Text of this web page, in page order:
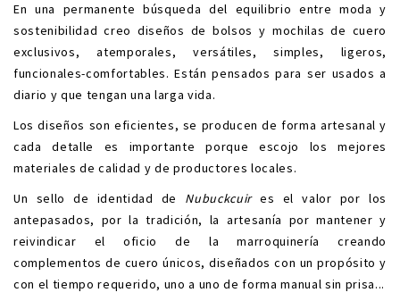
En una permanente búsqueda del equilibrio entre moda y
sostenibilidadcreo diseños de bolsos y mochilas de cuero
exclusivos, atemporales, versátiles, simples, ligeros,
funcionales-comfortables. Están pensados para ser usados a
diario y que tengan una larga vida.
Los diseños son eficientes, se producen de forma artesanal y
cada detalle es importante porque escojo los mejores
materiales de calidad y de productores locales.
Un sello de identidad de
Nubuckcuires el valor por los
antepasados, por la tradición, la artesanía por mantener y
reivindicar el oficio de la marroquinería creando
complementos de cuero únicos, diseñados con un propósito y
con el tiempo requerido, uno a uno de forma manual sin prisa...